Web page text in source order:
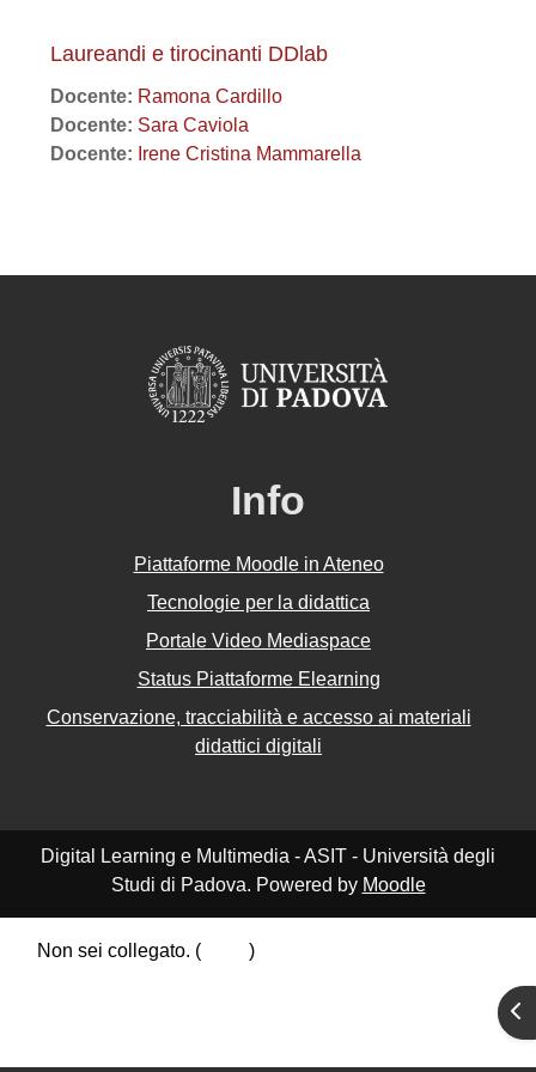
Laureandi e tirocinanti DDlab
Docente: Ramona Cardillo
Docente: Sara Caviola
Docente: Irene Cristina Mammarella
Info
Piattaforme Moodle in Ateneo
Tecnologie per la didattica
Portale Video Mediaspace
Status Piattaforme Elearning
Conservazione, tracciabilità e accesso ai materiali
didattici digitali
Digital Learning e Multimedia - ASIT - Università degli
Studi di Padova. Powered by Moodle
Non sei collegato. (
)